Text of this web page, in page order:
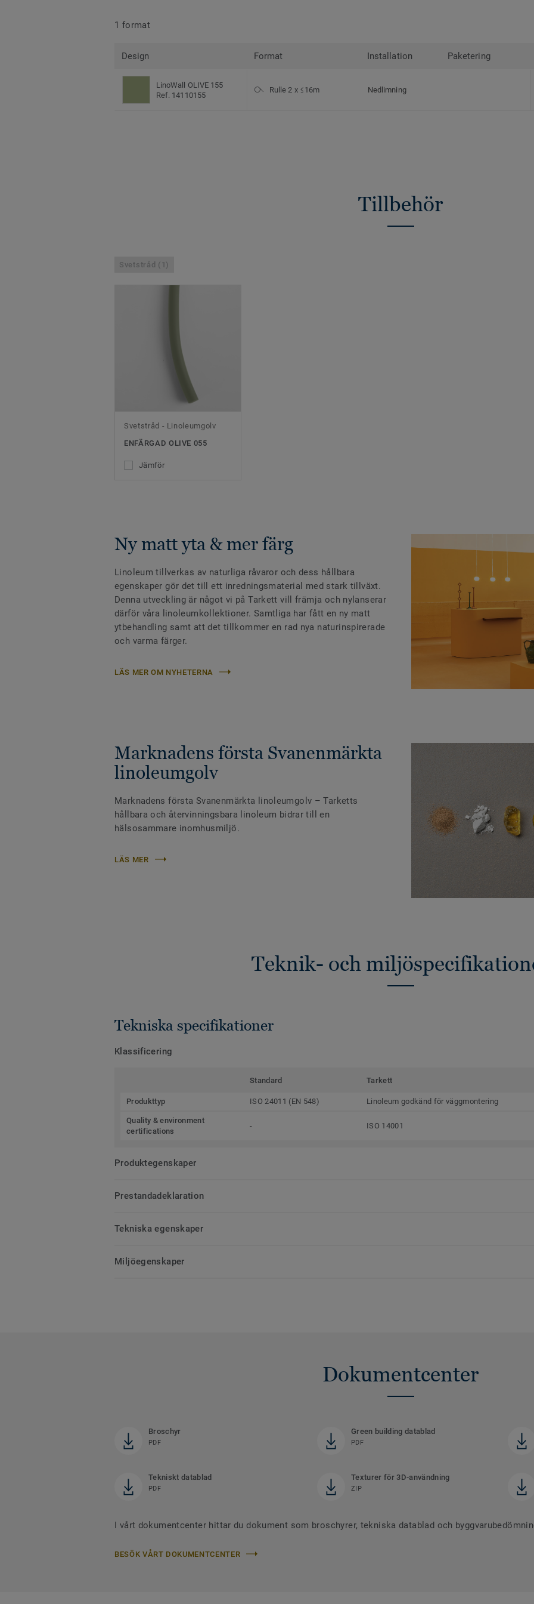
1 format
Design Format Installation Paketering
LinoWall OLIVE 155
Ref. 14110155
Rulle 2 x ≤16m Nedlimning
Tillbehör
Svetstråd (1)
Svetstråd - Linoleumgolv
ENFÄRGAD OLIVE 055
Jämför
Ny matt yta & mer färg
Linoleum tillverkas av naturliga råvaror och dess hållbara
egenskaper gör det till ett inredningsmaterial med stark tillväxt.
Denna utveckling är något vi på Tarkett vill främja och nylanserar
därför våra linoleumkollektioner. Samtliga har fått en ny matt
ytbehandling samt att det tillkommer en rad nya naturinspirerade
och varma färger.
LÄS MER OM NYHETERNA
Marknadens första Svanenmärkta
linoleumgolv
Marknadens första Svanenmärkta linoleumgolv – Tarketts
hållbara och återvinningsbara linoleum bidrar till en
hälsosammare inomhusmiljö.
LÄS MER
Teknik- och
Tekniska specifikationer
Klassificering
Standard Tarkett
Produkttyp ISO 24011 (EN 548) Linoleum godkänd för väggmontering
Quality & environment
certifications
- ISO 14001
Produktegenskaper
Prestandadeklaration
Tekniska egenskaper
Miljöegenskaper
Dokumentcenter
Broschyr
PDF
Green building datablad
PDF
Tekniskt datablad
PDF
Texturer för 3D-användning
ZIP
I vårt dokumentcenter hittar du dokument som broschyrer, tekniska datablad och
BESÖK VÅRT DOKUMENTCENTER